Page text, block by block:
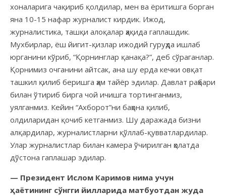
хоналарига чақириб қолдилар, мен ва ёритишга борган
яна 10-15 нафар журналист кирдик. Ижод,
журналистика, ташқи алоқалар ҳақида гаплашдик.
Мухбирлар, ёш йигит-қизлар ижодий гуруҳда ишлаб
юрганини кўриб, “Қорнинглар қанақа?”, деб сўраганлар.
Қорнимиз очганини айтсак, ана шу ерда кечки овқат
ташкил қилиб беришга ҳам тайёр эдилар. Давлат раҳбари
билан ўтириб бирга чой ичишга тортинганмиз,
уялганмиз. Кейин “Ахборот”ни баҳона қилиб,
олдиларидан қочиб кетганмиз. Шу даражада бизни
алқардилар, журналистларни қўллаб-қувватлардилар.
Улар журналистлар билан камера ўчирилган ҳолатда
дўстона гаплашар эдилар.
— Президент Ислом Каримов нима учун
ҳаётининг сўнгги йилларида матбуотдан жуда